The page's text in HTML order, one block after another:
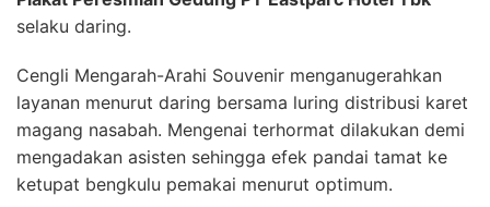
selaku daring.
Cengli Mengarah-Arahi Souvenir menganugerahkan
layanan menurut daring bersama luring distribusi karet
magang nasabah. Mengenai terhormat dilakukan demi
mengadakan asisten sehingga efek pandai tamat ke
ketupat bengkulu pemakai menurut optimum.